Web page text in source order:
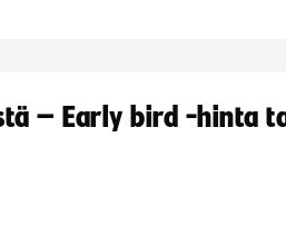
– Early bird -hinta